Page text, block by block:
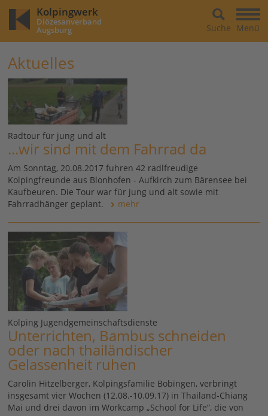
Kolpingwerk
Diözesanverband
Augsburg Menü
Suche
Aktuelles
Radtour für jung und alt
...wir sind mit dem Fahrrad da
Am Sonntag, 20.08.2017 fuhren 42 radlfreudige
Kolpingfreunde aus Blonhofen - Aufkirch zum Bärensee bei
Kaufbeuren. Die Tour war für jung und alt sowie mit
Fahrradhänger geplant.
mehr
Kolping Jugendgemeinschaftsdienste
Unterrichten, Bambus schneiden
oder nach thailändischer
Gelassenheit ruhen
Carolin Hitzelberger, Kolpingsfamilie Bobingen, verbringt
insgesamt vier Wochen (12.08.-10.09.17) in Thailand-Chiang
Mai und drei davon im Workcamp „School for Life“, die von